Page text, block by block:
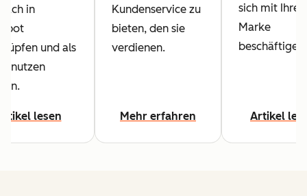
in
und als
nutzen
lesen
Kundenservice zu
bieten, den sie
verdienen.
Mehr erfahren
sich mit Ihrer
Marke
beschäftigen.
Artikel